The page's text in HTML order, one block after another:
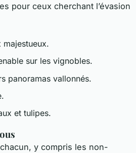
pour ceux cherchant l’évasion
sur les vignobles.
panoramas vallonnés.
et tulipes.
y compris les non-